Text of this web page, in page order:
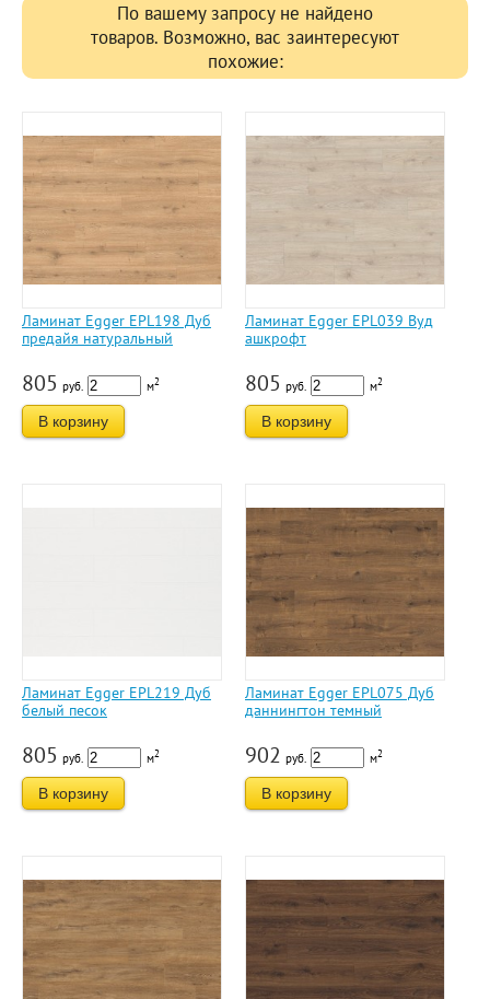
По вашему запросу не найдено
товаров. Возможно, вас заинтересуют
похожие:
Ламинат Egger EPL198 Дуб
предайя натуральный
805 руб. м2
В корзину
Ламинат Egger EPL039 Вуд
ашкрофт
805 руб. м2
В корзину
Ламинат Egger EPL219 Дуб
белый песок
805 руб. м2
В корзину
Ламинат Egger EPL075 Дуб
даннингтон темный
902 руб. м2
В корзину